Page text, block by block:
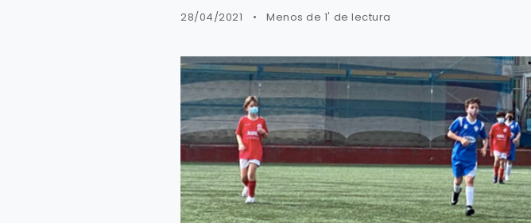
28/04/2021 Menos de 1' de lectura